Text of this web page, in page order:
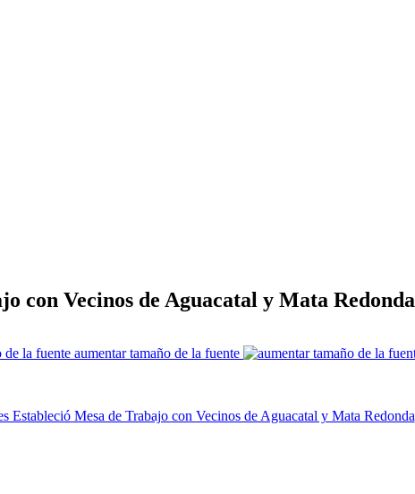
con Vecinos de Aguacatal y Mata Redonda
aumentar tamaño de la fuente